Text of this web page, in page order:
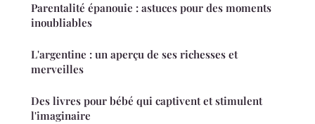
Parentalité épanouie : astuces pour des moments
inoubliables
L'argentine : un aperçu de ses richesses et
merveilles
Des livres pour bébé qui captivent et stimulent
l'imaginaire